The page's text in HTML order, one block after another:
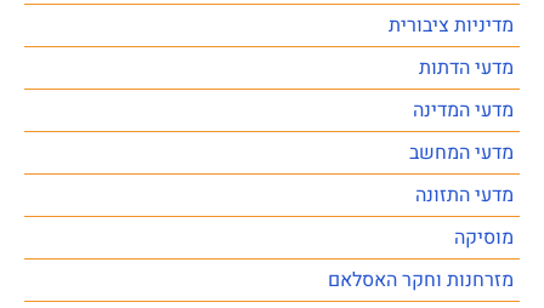
מדיניות ציבורית
מדעי הדתות
מדעי המדינה
מדעי המחשב
מדעי התזונה
מוסיקה
מזרחנות וחקר האסלאם